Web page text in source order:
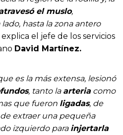
el muslo,
hasta la zona antero
explica el jefe de los servicios
David Martínez.
es la más extensa, lesionó
, tanto la arteriacomo
que fueron ligadas, de
extraer una pequeña
izquierdo para injertarla